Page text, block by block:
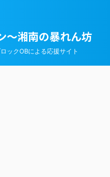
～湘南の暴れん坊
ックOBによる応援サイト